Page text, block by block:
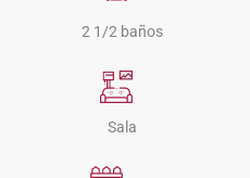
2 1/2 baños
Sala